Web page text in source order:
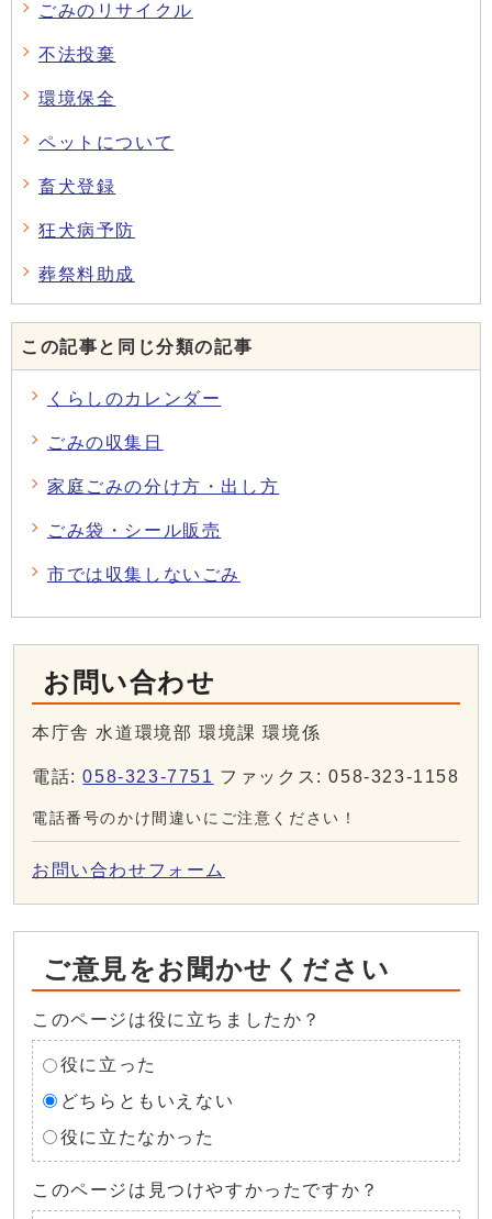
ごみのリサイクル
不法投棄
環境保全
ペットについて
畜犬登録
狂犬病予防
葬祭料助成
この記事と同じ分類の記事
くらしのカレンダー
ごみの収集日
家庭ごみの分け方・出し方
ごみ袋・シール販売
市では収集しないごみ
お問い合わせ
本庁舎 水道環境部 環境課 環境係
電話:058-323-7751 ファックス: 058-323-1158
電話番号のかけ間違いにご注意ください！
お問い合わせフォーム
ご意見をお聞かせください
このページは役に立ちましたか？
役に立った
どちらともいえない
役に立たなかった
このページは見つけやすかったですか？